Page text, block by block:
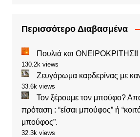
Περισσότερο Διαβασμένα
Πουλιά και ΟΝΕΙΡΟΚΡΙΤΗΣ!!
130.2k views
Ζευγάρωμα καρδερίνας με
33.6k views
Τον ξέρουμε τον μπούφο?
πρόταση : “είσαι μπούφος” ή
μπούφος”.
32.3k views